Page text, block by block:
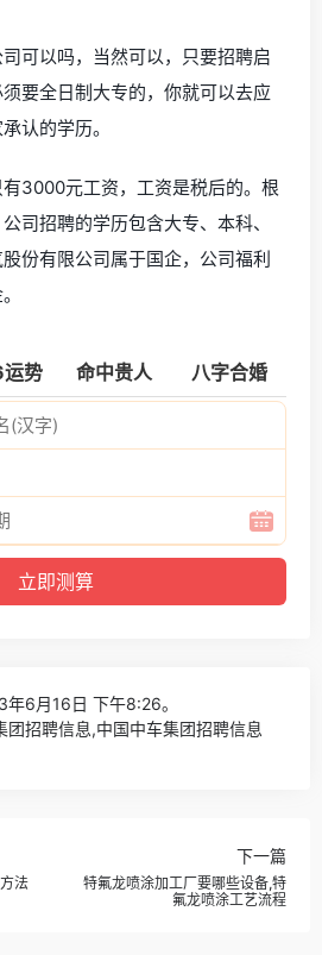
可以吗，当然可以，只要招聘启
要全日制大专的，你就可以去应
认的学历。
3000元工资，工资是税后的。根
司招聘的学历包含大专、本科、
份有限公司属于国企，公司福利
势 命中贵人 八字合婚
6月16日 下午8:26。
团招聘信息,中国中车集团招聘信息
法
下一篇
特氟龙喷涂加工厂要哪些设备,特
氟龙喷涂工艺流程